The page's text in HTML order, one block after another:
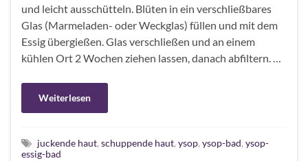
und leicht ausschütteln. Blüten in ein verschließbares
Glas (Marmeladen- oder Weckglas) füllen und mit dem
Essig übergießen. Glas verschließen und an einem
kühlen Ort 2 Wochen ziehen lassen, danach abfiltern. …
Weiterlesen
juckende haut, schuppende haut, ysop, ysop-bad, ysop-
essig-bad